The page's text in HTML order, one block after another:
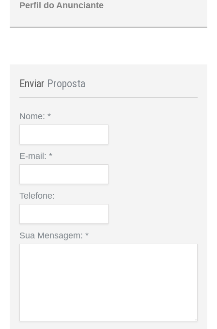
Perfil do Anunciante
Enviar Proposta
Nome: *
E-mail: *
Telefone:
Sua Mensagem: *